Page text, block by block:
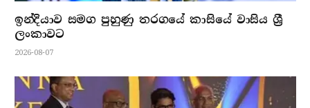
ඉන්දියාව සමග පුහුණු තරගයේ කාසියේ වාසිය ශ්‍රී
ලංකාවට
2026-08-07